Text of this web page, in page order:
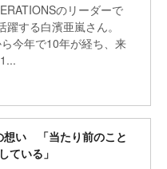
のリーダーで
する白濱亜嵐さん。
今年で10年が経ち、来
想い 「当たり前のこと
ている」